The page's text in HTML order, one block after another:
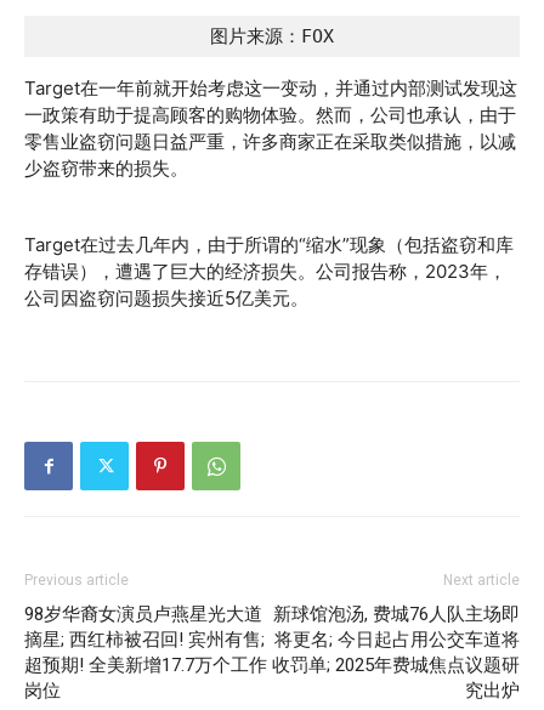
图片来源：FOX
Target在一年前就开始考虑这一变动，并通过内部测试发现这
一政策有助于提高顾客的购物体验。然而，公司也承认，由于
零售业盗窃问题日益严重，许多商家正在采取类似措施，以减
少盗窃带来的损失。
Target在过去几年内，由于所谓的“缩水”现象（包括盗窃和库
存错误），遭遇了巨大的经济损失。公司报告称，2023年，
公司因盗窃问题损失接近5亿美元。
Previous article
98岁华裔女演员卢燕星光大道
摘星; 西红柿被召回! 宾州有售;
超预期! 全美新增17.7万个工作
岗位
Next article
新球馆泡汤, 费城76人队主场即
将更名; 今日起占用公交车道将
收罚单; 2025年费城焦点议题研
究出炉